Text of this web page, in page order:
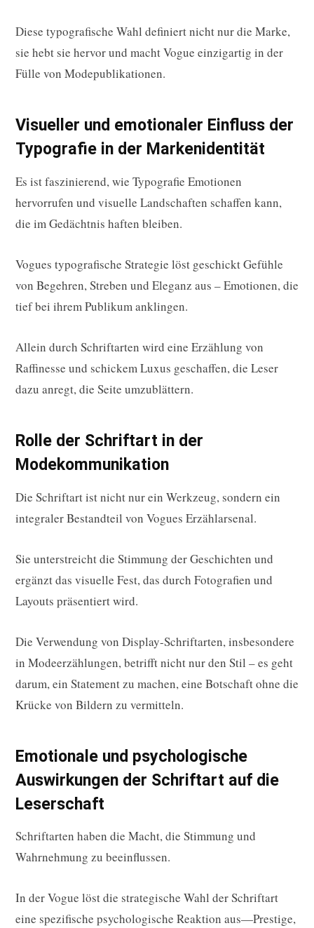
Diese typografische Wahl definiert nicht nur die Marke,
sie hebt sie hervor und macht Vogue einzigartig in der
Fülle von Modepublikationen.
Visueller und emotionaler Einfluss der
Typografie in der Markenidentität
Es ist faszinierend, wie Typografie Emotionen
hervorrufen und visuelle Landschaften schaffen kann,
die im Gedächtnis haften bleiben.
Vogues typografische Strategie löst geschickt Gefühle
von Begehren, Streben und Eleganz aus – Emotionen, die
tief bei ihrem Publikum anklingen.
Allein durch Schriftarten wird eine Erzählung von
Raffinesse und schickem Luxus geschaffen, die Leser
dazu anregt, die Seite umzublättern.
Rolle der Schriftart in der
Modekommunikation
Die Schriftart ist nicht nur ein Werkzeug, sondern ein
integraler Bestandteil von Vogues Erzählarsenal.
Sie unterstreicht die Stimmung der Geschichten und
ergänzt das visuelle Fest, das durch Fotografien und
Layouts präsentiert wird.
Die Verwendung von Display-Schriftarten, insbesondere
in Modeerzählungen, betrifft nicht nur den Stil – es geht
darum, ein Statement zu machen, eine Botschaft ohne die
Krücke von Bildern zu vermitteln.
Emotionale und psychologische
Auswirkungen der Schriftart auf die
Leserschaft
Schriftarten haben die Macht, die Stimmung und
Wahrnehmung zu beeinflussen.
In der Vogue löst die strategische Wahl der Schriftart
eine spezifische psychologische Reaktion aus—Prestige,